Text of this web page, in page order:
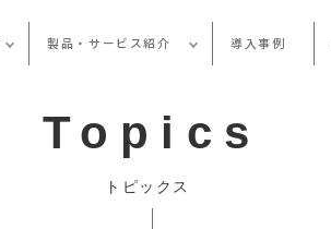
製品・サービス紹介 導入事例
Topics
トピックス